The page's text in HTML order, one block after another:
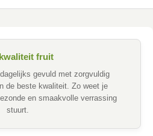
fruit
gevuld met zorgvuldig
de beste kwaliteit. Zo weet je
en smaakvolle verrassing
stuurt.